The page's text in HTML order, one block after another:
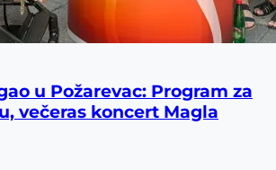
u Požarevac: Program za
večeras koncert Magla